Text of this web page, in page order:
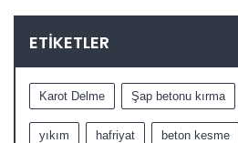
ETIKETLER
Karot Delme Şap betonu kırma
yıkım hafriyat beton kesme